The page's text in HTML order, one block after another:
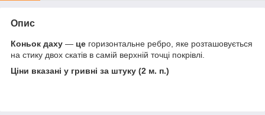
Опис
Коньок даху — це горизонтальне ребро, яке розташовується
на стику двох скатів в самій верхній точці покрівлі.
Ціни вказані у гривні за штуку (2 м. п.)